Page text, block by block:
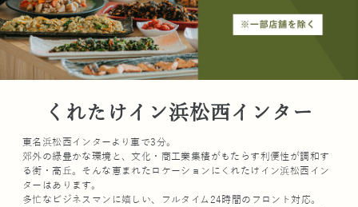
くれたけイン浜松西インター
東名浜松西インターより車で3分。
郊外の緑豊かな環境と、文化・商工業集積がもたらす利便性が調和す
る街・高丘。そんな恵まれたロケーションにくれたけイン浜松西イン
ターはあります。
多忙なビジネスマンに嬉しい、フルタイム24時間のフロント対応。